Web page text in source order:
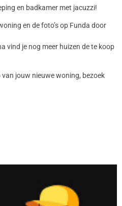
en badkamer met jacuzzi!
en de foto’s op Funda door
vind je nog meer huizen de te koop
jouw nieuwe woning, bezoek